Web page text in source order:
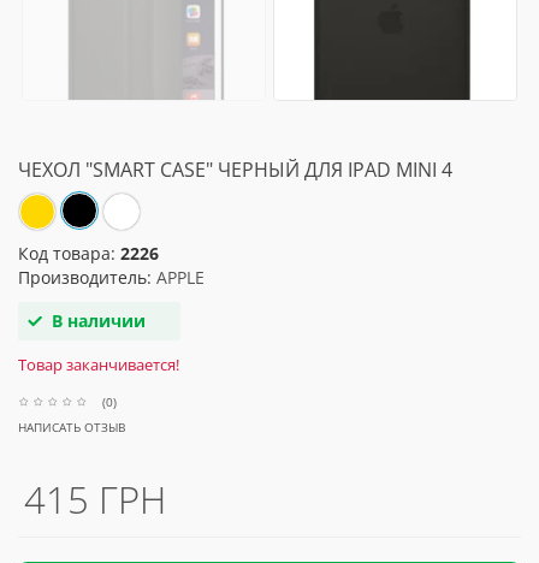
ЧЕХОЛ "SMART CASE" ЧЕРНЫЙ ДЛЯ IPAD MINI 4
Код товара: 2226
Производитель: APPLE
В наличии
Товар заканчивается!
(0)
НАПИСАТЬ ОТЗЫВ
415 ГРН